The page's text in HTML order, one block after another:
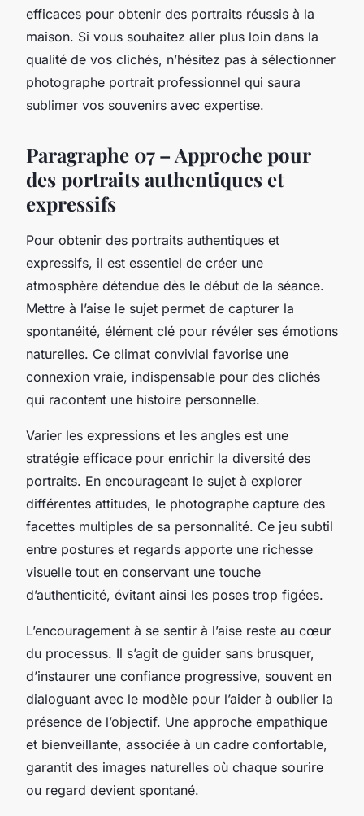
efficaces pour obtenir des portraits réussis à la
maison. Si vous souhaitez aller plus loin dans la
qualité de vos clichés, n’hésitez pas à sélectionner
photographe portrait professionnel qui saura
sublimer vos souvenirs avec expertise.
Paragraphe 07 – Approche pour
des portraits authentiques et
expressifs
Pour obtenir des portraits authentiques et
expressifs, il est essentiel de créer une
atmosphère détendue dès le début de la séance.
Mettre à l’aise le sujet permet de capturer la
spontanéité, élément clé pour révéler ses émotions
naturelles. Ce climat convivial favorise une
connexion vraie, indispensable pour des clichés
qui racontent une histoire personnelle.
Varier les expressions et les angles est une
stratégie efficace pour enrichir la diversité des
portraits. En encourageant le sujet à explorer
différentes attitudes, le photographe capture des
facettes multiples de sa personnalité. Ce jeu subtil
entre postures et regards apporte une richesse
visuelle tout en conservant une touche
d’authenticité, évitant ainsi les poses trop figées.
L’encouragement à se sentir à l’aise reste au cœur
du processus. Il s’agit de guider sans brusquer,
d’instaurer une confiance progressive, souvent en
dialoguant avec le modèle pour l’aider à oublier la
présence de l’objectif. Une approche empathique
et bienveillante, associée à un cadre confortable,
garantit des images naturelles où chaque sourire
ou regard devient spontané.